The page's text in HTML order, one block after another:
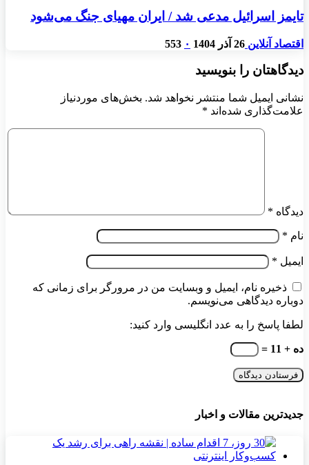
تایمز اسرائیل مدعی شد / ایران مهیای جنگ می‌شود
اقتصاد آنلاین 26 آذر 1404 ۰ 553
دیدگاهتان را بنویسید
نشانی ایمیل شما منتشر نخواهد شد. بخش‌های موردنیاز
علامت‌گذاری شده‌اند *
دیدگاه *
نام *
ایمیل *
ذخیره نام، ایمیل و وبسایت من در مرورگر برای زمانی که
دوباره دیدگاهی می‌نویسم.
لطفا پاسخ را به عدد انگلیسی وارد کنید:
ده + 11 =
جدیدترین مقالات و اخبار